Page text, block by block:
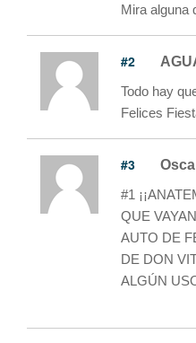
Mira alguna
#2
Todo hay
Felices
#3
#1
QUE
AUTO DE
DE DON
ALGÚN